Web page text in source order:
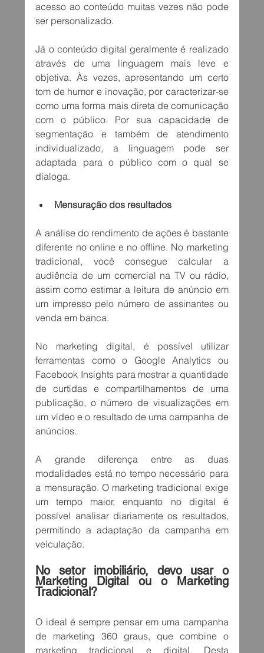
acesso ao conteúdo muitas vezes não pode
ser personalizado.
Já o conteúdo digital geralmente é realizado
através de uma linguagem mais leve e
objetiva. Às vezes, apresentando um certo
tom de humor e inovação, por caracterizar-se
como uma forma mais direta de comunicação
com o público. Por sua capacidade de
segmentação e também de atendimento
individualizado, a linguagem pode ser
adaptada para o público com o qual se
dialoga.
Mensuração dos resultados
A análise do rendimento de ações é bastante
diferente no online e no offline. No marketing
tradicional, você consegue calcular a
audiência de um comercial na TV ou rádio,
assim como estimar a leitura de anúncio em
um impresso pelo número de assinantes ou
venda em banca.
No marketing digital, é possível utilizar
ferramentas como o Google Analytics ou
Facebook Insights para mostrar a quantidade
de curtidas e compartilhamentos de uma
publicação, o número de visualizações em
um vídeo e o resultado de uma campanha de
anúncios.
A grande diferença entre as duas
modalidades está no tempo necessário para
a mensuração. O marketing tradicional exige
um tempo maior, enquanto no digital é
possível analisar diariamente os resultados,
permitindo a adaptação da campanha em
veiculação.
No setor imobiliário, devo usar o
Marketing Digital ou o Marketing
Tradicional?
O ideal é sempre pensar em uma campanha
de marketing 360 graus, que combine o
marketing tradicional e digital. Desta